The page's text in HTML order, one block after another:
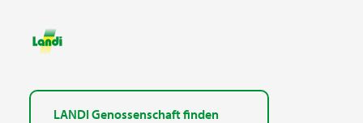
LANDI Genossenschaft finden